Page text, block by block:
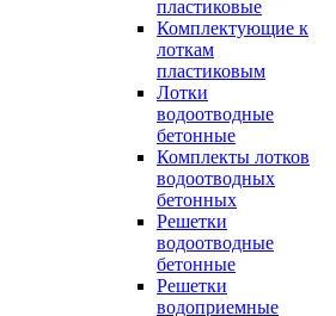
пластиковые
Комплектующие к
лоткам
пластиковым
Лотки
водоотводные
бетонные
Комплекты лотков
водоотводных
бетонных
Решетки
водоотводные
бетонные
Решетки
водоприемные